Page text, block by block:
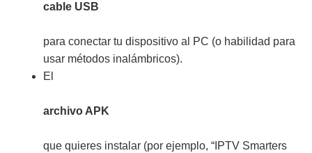
cable USB
para conectar tu dispositivo al PC (o habilidad para
usar métodos inalámbricos).
El
archivo APK
que quieres instalar (por ejemplo, “IPTV Smarters